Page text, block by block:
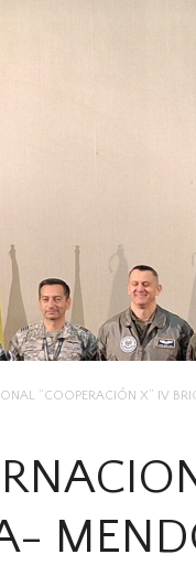
“COOPERACIÓN X” IV